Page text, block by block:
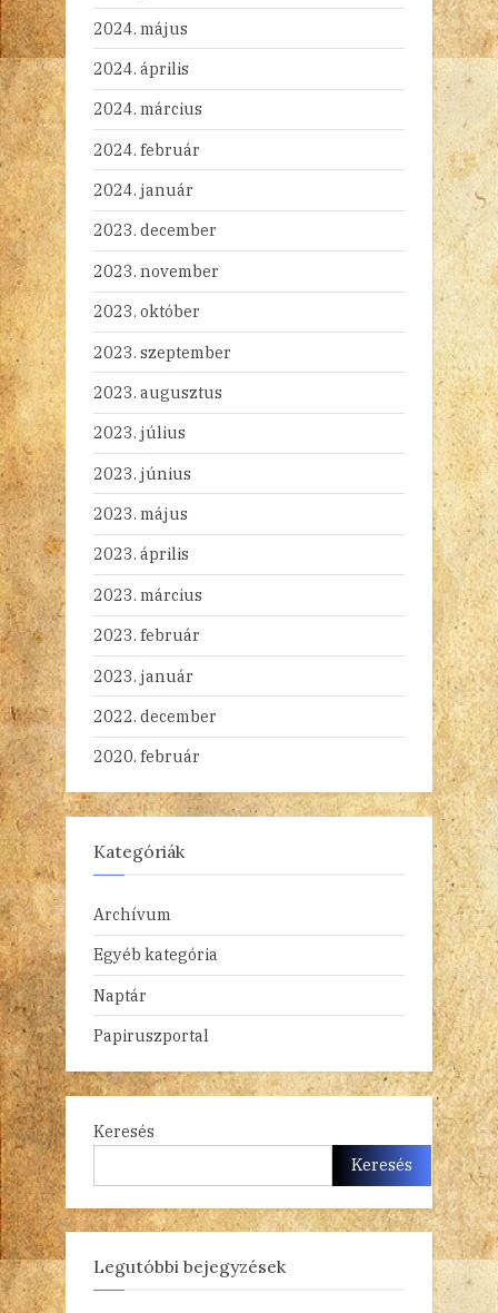
2024. május
2024. április
2024. március
2024. február
2024. január
2023. december
2023. november
2023. október
2023. szeptember
2023. augusztus
2023. július
2023. június
2023. május
2023. április
2023. március
2023. február
2023. január
2022. december
2020. február
Kategóriák
Archívum
Egyéb kategória
Naptár
Papiruszportal
Keresés
Keresés
Legutóbbi bejegyzések